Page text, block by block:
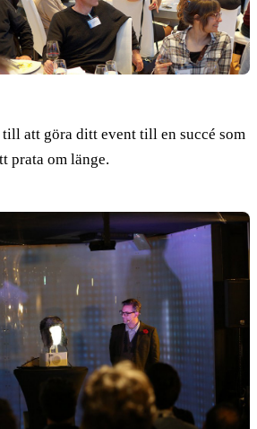
att göra ditt event till en succé som
prata om länge.